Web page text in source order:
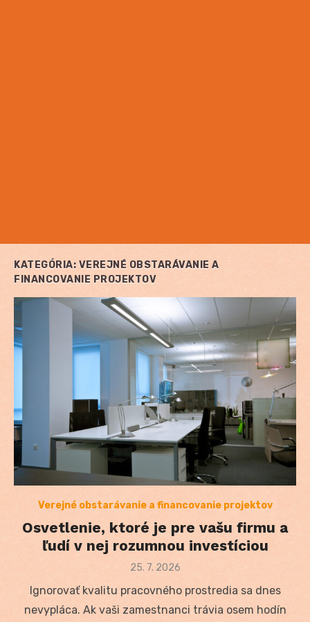
KATEGÓRIA: VEREJNÉ OBSTARÁVANIE A
FINANCOVANIE PROJEKTOV
Verejné obstarávanie a financovanie projektov
Osvetlenie, ktoré je pre vašu firmu a
ľudí v nej rozumnou investíciou
Posted
25. 7. 2026
Ignorovať kvalitu pracovného prostredia sa dnes
nevypláca. Ak vaši zamestnanci trávia osem hodín